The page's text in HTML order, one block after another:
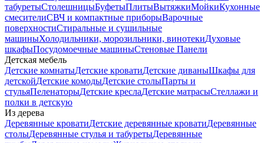
табуретыСтолешницыБуфетыПлитыВытяжкиМойкиКухонные
смесителиСВЧ и компактные приборыВарочные
поверхностиСтиральные и сушильные
машиныХолодильники, морозильники, винотекиДуховые
шкафыПосудомоечные машиныСтеновые Панели
Детская мебель
Детские комнатыДетские кроватиДетские диваныШкафы для
детскойДетские комодыДетские столыПарты и
стульяПеленаторыДетские креслаДетские матрасыСтеллажи и
полки в детскую
Из дерева
Деревянные кроватиДетские деревянные кроватиДеревянные
столыДеревянные стулья и табуретыДеревянные